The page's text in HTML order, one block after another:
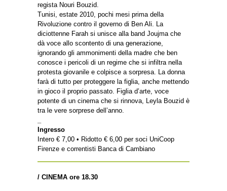
regista Nouri Bouzid.
Tunisi, estate 2010, pochi mesi prima della
Rivoluzione contro il governo di Ben Ali. La
diciottenne Farah si unisce alla band Joujma che
dà voce allo scontento di una generazione,
ignorando gli ammonimenti della madre che ben
conosce i pericoli di un regime che si infiltra nella
protesta giovanile e colpisce a sorpresa. La donna
farà di tutto per proteggere la figlia, anche mettendo
in gioco il proprio passato. Figlia d’arte, voce
potente di un cinema che si rinnova, Leyla Bouzid è
tra le vere sorprese dell’anno.
Ingresso
Intero € 7,00 • Ridotto € 6,00 per soci UniCoop
Firenze e correntisti Banca di Cambiano
/ CINEMA ore 18.30